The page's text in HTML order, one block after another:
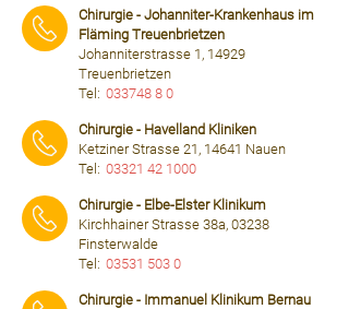
Chirurgie - Johanniter-Krankenhaus im
Fläming Treuenbrietzen
Johanniterstrasse 1, 14929
Treuenbrietzen
Tel: 033748 8 0
Chirurgie - Havelland Kliniken
Ketziner Strasse 21, 14641 Nauen
Tel: 03321 42 1000
Chirurgie - Elbe-Elster Klinikum
Kirchhainer Strasse 38a, 03238
Finsterwalde
Tel: 03531 503 0
Chirurgie - Immanuel Klinikum Bernau